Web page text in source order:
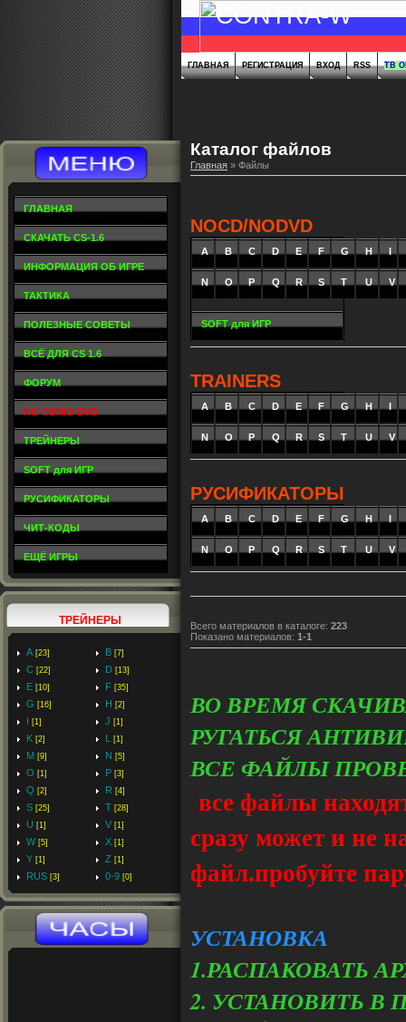
ГЛАВНАЯ
СКАЧАТЬ CS-1.6
ИНФОРМАЦИЯ ОБ ИГРЕ
ТАКТИКА
ПОЛЕЗНЫЕ СОВЕТЫ
ВСЁ ДЛЯ CS 1.6
ФОРУМ
NO CD/NO DVD
ТРЕЙНЕРЫ
SOFT для ИГР
РУСИФИКАТОРЫ
ЧИТ-КОДЫ
ЕЩЁ ИГРЫ
ТРЕЙНЕРЫ
A [23] B [7]
C [22] D [13]
E [10] F [35]
G [16] H [2]
I [1] J [1]
K [2] L [1]
M [9] N [5]
O [1] P [3]
Q [2] R [4]
S [25] T [28]
U [1] V [1]
W [5] X [1]
Y [1] Z [1]
RUS [3] 0-9 [0]
ГЛАВНАЯ РЕГИСТРАЦИЯ ВХОД RSS ТВ
Каталог файлов
Главная » Файлы
NOCD/NODVD
A B C D E F G H
N O P Q R S T U V
SOFT для ИГР
TRAINERS
A B C D E F G H I
N O P Q R S T U V
РУСИФИКАТОРЫ
A B C D E F G H I
N O P Q R S T U V
Всего материалов в каталоге: 223
Показано материалов: 1-1
ВО ВРЕМЯ
РУГАТЬСЯ
ВСЕ ФАЙЛЫ
все файлы
сразу может и не
файл.пробуйте
УСТАНОВКА
1.РАСПАКОВАТЬ
2. УСТАНОВИТЬ В